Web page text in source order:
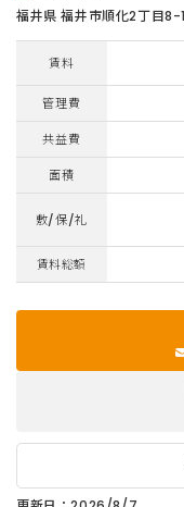
福井県 福井市順化2丁目8-
賃料
管理費
共益費
面積
敷/保/礼
賃料総額